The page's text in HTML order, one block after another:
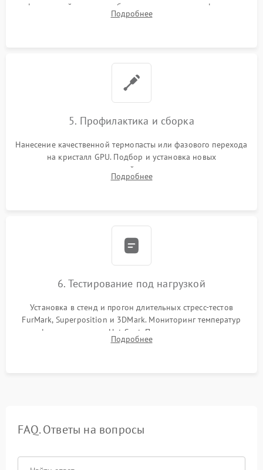
инфракрасной станции реболлинг или замена графического
чипа и дефектной памяти GDDR. Прошивка BIOS
Подробнее
5. Профилактика и сборка
Нанесение качественной термопасты или фазового перехода
на кристалл GPU. Подбор и установка новых
термопрокладок правильной толщины на память и цепи
питания. Монтаж радиатора и бэкплейта, подключение и
Подробнее
6. Тестирование под нагрузкой
Установка в стенд и прогон длительных стресс-тестов
FurMark, Superposition и 3DMark. Мониторинг температур
графического чипа и Hot Spot. Проверка на отсутствие
артефактов изображения, вылетов драйвера и зависаний.
Подробнее
FAQ. Ответы на вопросы